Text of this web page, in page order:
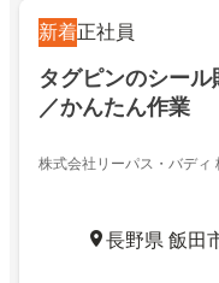
新着正社員
タグピンのシー
／かんたん作業
株式会社リーパス・バディ
長野県 飯田